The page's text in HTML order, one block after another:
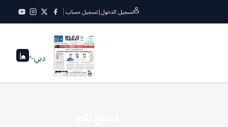
تسجيل الدخول|تسجيل حساب
دبي--°